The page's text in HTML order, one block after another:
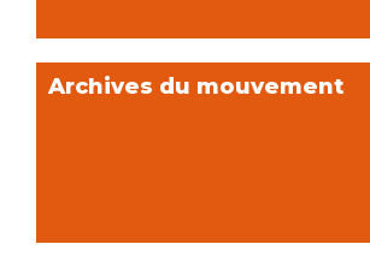
Archives du mouvement